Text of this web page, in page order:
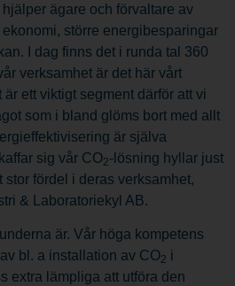
ägare och förvaltare av
större energibesparingar
I dag finns det i runda tal 360
verksamhet är det här vårt
ett viktigt segment därför att vi
som i bland glöms bort med allt
är själva
sig vår CO2-lösning hyllar just
fördel i deras verksamhet,
& Laboratoriekyl AB.
är. Vår höga kompetens
bl. a installation av CO2 i
extra lämpliga att utföra den